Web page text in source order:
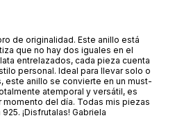
de originalidad. Este anillo está
que no hay dos iguales en el
entrelazados, cada pieza cuenta
personal. Ideal para llevar solo o
este anillo se convierte en un must-
atemporal y versátil, es
del día. Todas mis piezas
¡Disfrutalas! Gabriela